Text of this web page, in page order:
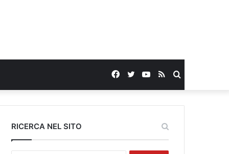
Search
for
RSS
YouTube
Twitter
Facebook
RICERCA NEL SITO